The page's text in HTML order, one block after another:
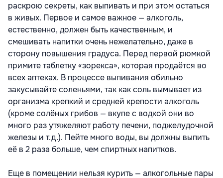
раскрою секреты, как выпивать и при этом остаться
в живых. Первое и самое важное — алкоголь,
естественно, должен быть качественным, и
смешивать напитки очень нежелательно, даже в
сторону повышения градуса. Перед первой рюмкой
примите таблетку «зорекса», которая продаётся во
всех аптеках. В процессе выпивания обильно
закусывайте соленьями, так как соль вымывает из
организма крепкий и средней крепости алкоголь
(кроме солёных грибов — вкупе с водкой они во
много раз утяжеляют работу печени, поджелудочной
железы и т.д.). Пейте много воды, вы должны выпить
её в 2 раза больше, чем спиртных напитков.
Еще в помещении нельзя курить — алкогольные пары